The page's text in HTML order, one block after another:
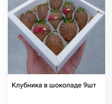
Клубника в шоколаде 9шт